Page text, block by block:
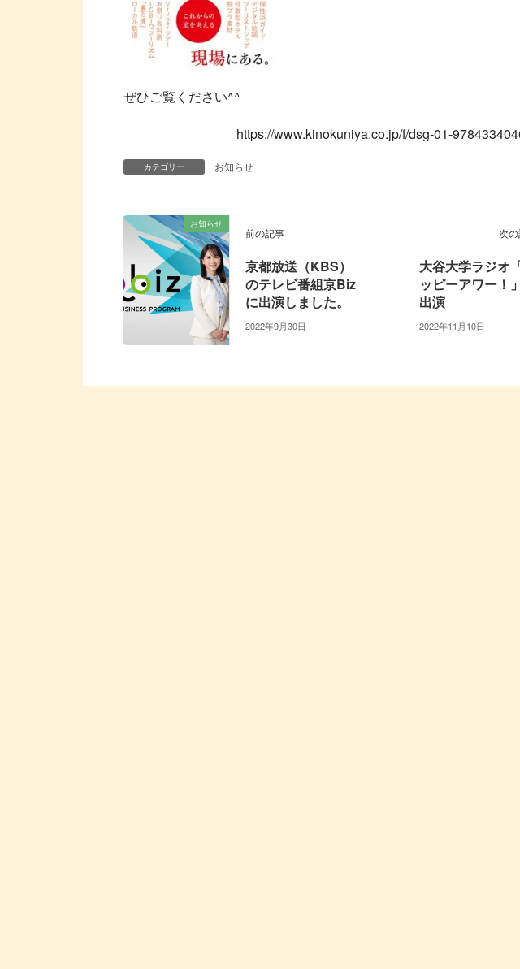
ぜひご覧ください^^
https://www.kinokuniya.co.jp/f/dsg-01-
カテゴリー お知らせ
お知らせ
前の記事
京都放送（KBS）
のテレビ番組京Biz
に出演しました。
2022年9月30日
次
大谷大学ラジオ
ッピーアワー！
出演
2022年11月10日